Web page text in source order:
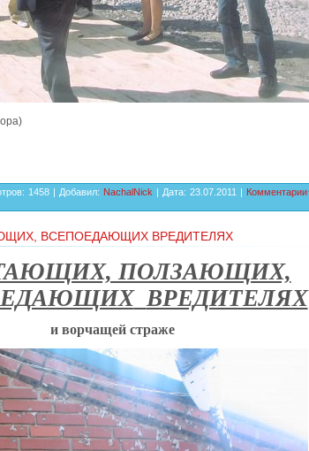
1458 | Добавил: NachalNick | Дата: 23.07.2011 | Комментарии
ВСЕПОЕДАЮЩИХ ВРЕДИТЕЛЯХ
ПОЛЗАЮЩИХ,
ВРЕДИТЕЛЯХ
и ворчащей страже